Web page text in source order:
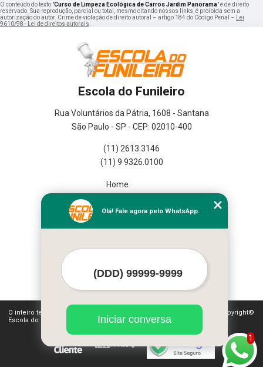
O conteúdo do texto "Curso de Limpeza Ecológica de Carros Jardim Panorama" é de direito
reservado. Sua reprodução, parcial ou total, mesmo citando nossos links, é proibida sem a
autorização do autor. Crime de violação de direito autoral – artigo 184 do Código Penal –
Lei
9610/98 - Lei de direitos autorais
Escola do Funileiro
Rua Voluntários da Pátria, 1608 - Santana
São Paulo - SP - CEP: 02010-400
(11) 2613.3146
(11) 9 9326.0100
Home
Missão
Mapa do site
O inteiro teor deste site está sujeito à proteção de direitos autorais. Copyright©
Escola do Funileiro (Lei 9610 de 19/02/1998)
1
Olá! Fale agora pelo WhatsApp.
Iniciar conversa